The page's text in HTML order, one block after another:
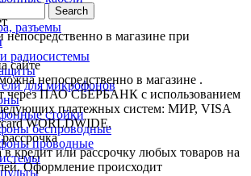
разъемы
радиосистемы
для микрофонов
стойки
беспроводные
проводные
Search
в магазине при
сайте
непосредственно в магазине .
через ПАО СБЕРБАНК с использованием
платежных систем: МИР, VISA
WORLDWIDE.
кредит или рассрочку любых товаров на
Оформление происходит